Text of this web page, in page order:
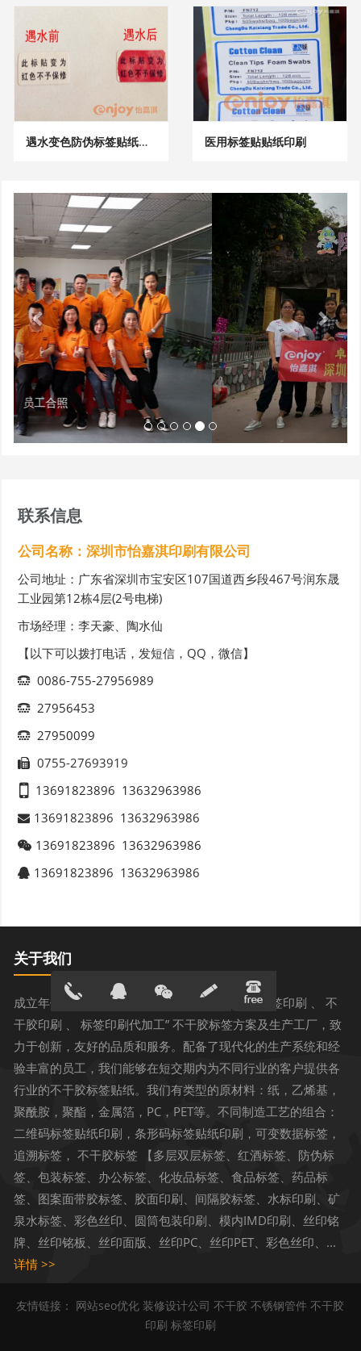
遇水变色防伪标签贴纸印刷 医用标签贴贴纸印刷
员工集体旅游
G
r
l
e
r
i
联系信息
公司名称：深圳市怡嘉淇印刷有限公司
公司地址：广东省深圳市宝安区107国道西乡段467号润东晟
工业园第12栋4层(2号电梯)
市场经理：李天豪、陶水仙
【以下可以拨打电话，发短信，QQ，微信】
0086-755-27956989
27956453
27950099
0755-27693919
13691823896 13632963986
13691823896 13632963986
13691823896 13632963986
13691823896 13632963986
关于我们
成立年份： 公司成立于2005年，是一家“ 深圳标签印刷 、 不
干胶印刷 、 标签印刷代加工” 不干胶标签方案及生产工厂，致
力于创新，友好的品质和服务。配备了现代化的生产系统和经
验丰富的员工，我们能够在短交期内为不同行业的客户提供各
行业的不干胶标签贴纸。我们有类型的原材料：纸，乙烯基，
聚酰胺，聚酯，金属箔，PC，PET等。不同制造工艺的组合：
二维码标签贴纸印刷，条形码标签贴纸印刷，可变数据标签，
追溯标签， 不干胶标签 【多层双层标签、红酒标签、防伪标
签、包装标签、办公标签、化妆品标签、食品标签、药品标
签、图案面带胶标签、胶面印刷、间隔胶标签、水标印刷、矿
泉水标签、彩色丝印、圆筒包装印刷、模内IMD印刷、丝印铭
牌、丝印铭板、丝印面版、丝印PC、丝印PET、彩色丝印、...
详情 >>
友情链接： 网站seo优化 装修设计公司 不干胶 不锈钢管件 不干胶
印刷 标签印刷
13691823
896
在线客服